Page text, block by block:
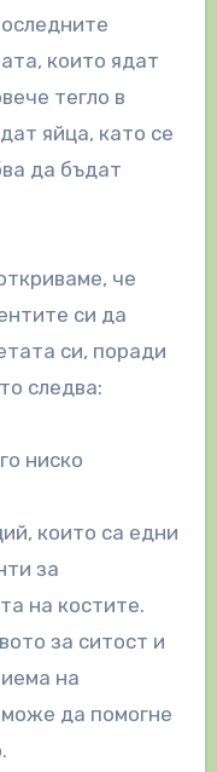
които ядат
тегло в
яйца, като се
да бъдат
че
си да
си, поради
следва:
ниско
които са едни
за
на костите.
за ситост и
на
да помогне